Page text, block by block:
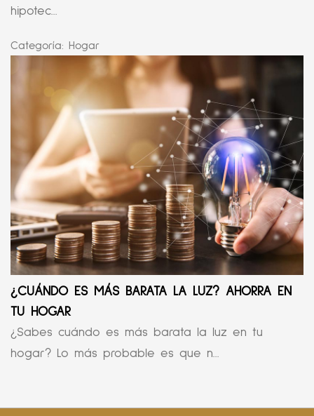
hipotec...
Categoría: Hogar
¿CUÁNDO ES MÁS BARATA LA LUZ? AHORRA EN
TU HOGAR
¿Sabes cuándo es más barata la luz en tu
hogar? Lo más probable es que n...